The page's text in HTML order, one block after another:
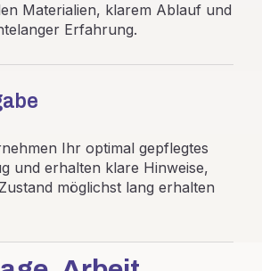
Materialien, klarem Ablauf und
Erfahrung.
Ihr optimal gepflegtes
und erhalten klare Hinweise,
möglichst lang erhalten